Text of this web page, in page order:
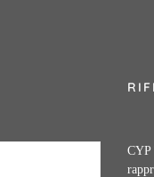
CYP